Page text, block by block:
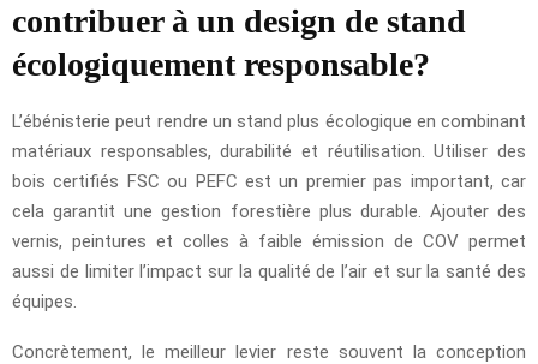
contribuer à un design de stand
écologiquement responsable?
L’ébénisterie peut rendre un stand plus écologique en combinant
matériaux responsables, durabilité et réutilisation. Utiliser des
bois certifiés FSC ou PEFC est un premier pas important, car
cela garantit une gestion forestière plus durable. Ajouter des
vernis, peintures et colles à faible émission de COV permet
aussi de limiter l’impact sur la qualité de l’air et sur la santé des
équipes.
Concrètement, le meilleur levier reste souvent la conception